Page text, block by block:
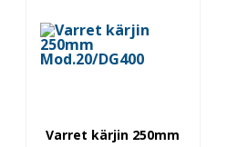
Varret kärjin 250mm